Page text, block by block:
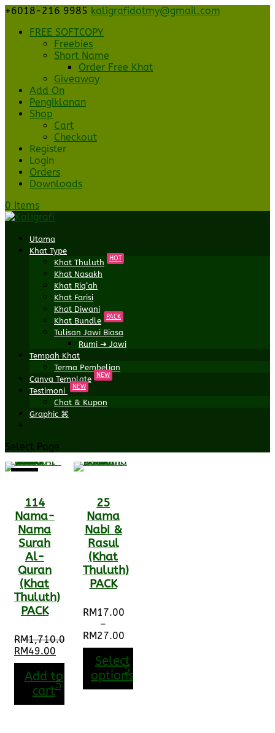
+6018-216 9985 kaligrafidotmy@gmail.com
FREE SOFTCOPY
Freebies
Short Name
Order Free Khat
Giveaway
Add On
Pengiklanan
Shop
Cart
Checkout
Register
Login
Orders
Downloads
0 Items
Utama
Khat Type
Khat Thuluth
HOT
Khat Nasakh
Khat Riq’ah
Khat Farisi
Khat Diwani
Khat Bundle
PACK
Tulisan Jawi Biasa
Rumi ➔ Jawi
Tempah Khat
Terma Pembelian
Canva Template
NEW
Testimoni
NEW
Chat & Kupon
Graphic ⌘
Select Page
114
Nama-
Nama
Surah
Al-
Quran
(Khat
Thuluth)
PACK
RM1,710.00
Original
price
was:
RM1,710.00.
RM49.00
Current
price
is:
RM49.00.
Add to
cart
25
Nama
Nabi &
Rasul
(Khat
Thuluth)
PACK
RM17.00
–
RM27.00
Price
range:
RM17.00
through
RM27.00
Select
options